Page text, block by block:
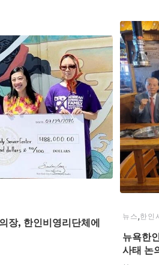
장, 한인비영리단체에
뉴스,한인
뉴욕한
사태 논